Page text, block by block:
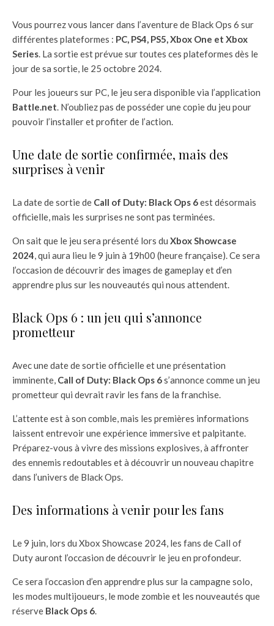
Vous pourrez vous lancer dans l’aventure de Black Ops 6 sur
différentes plateformes : PC, PS4, PS5, Xbox One et Xbox
Series. La sortie est prévue sur toutes ces plateformes dès le
jour de sa sortie, le 25 octobre 2024.
Pour les joueurs sur PC, le jeu sera disponible via l’application
Battle.net. N’oubliez pas de posséder une copie du jeu pour
pouvoir l’installer et profiter de l’action.
Une date de sortie confirmée, mais des
surprises à venir
La date de sortie de Call of Duty: Black Ops 6est désormais
officielle, mais les surprises ne sont pas terminées.
On sait que le jeu sera présenté lors du Xbox Showcase
2024, qui aura lieu le 9 juin à 19h00 (heure française). Ce sera
l’occasion de découvrir des images de gameplay et d’en
apprendre plus sur les nouveautés qui nous attendent.
Black Ops 6 : un jeu qui s’annonce
prometteur
Avec une date de sortie officielle et une présentation
imminente, Call of Duty: Black Ops 6s’annonce comme un jeu
prometteur qui devrait ravir les fans de la franchise.
L’attente est à son comble, mais les premières informations
laissent entrevoir une expérience immersive et palpitante.
Préparez-vous à vivre des missions explosives, à affronter
des ennemis redoutables et à découvrir un nouveau chapitre
dans l’univers de Black Ops.
Des informations à venir pour les fans
Le 9 juin, lors du Xbox Showcase 2024, les fans de Call of
Duty auront l’occasion de découvrir le jeu en profondeur.
Ce sera l’occasion d’en apprendre plus sur la campagne solo,
les modes multijoueurs, le mode zombie et les nouveautés que
réserve Black Ops 6.